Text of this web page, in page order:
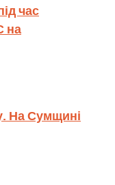
час
на
На Сумщині